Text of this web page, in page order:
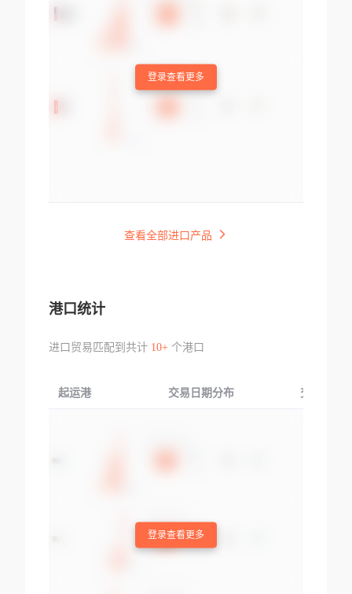
登录查看更多
查看全部进口产品
港口统计
进口贸易匹配到共计 10+个港口
起运港 交易日期分布 交易产品
登录查看更多